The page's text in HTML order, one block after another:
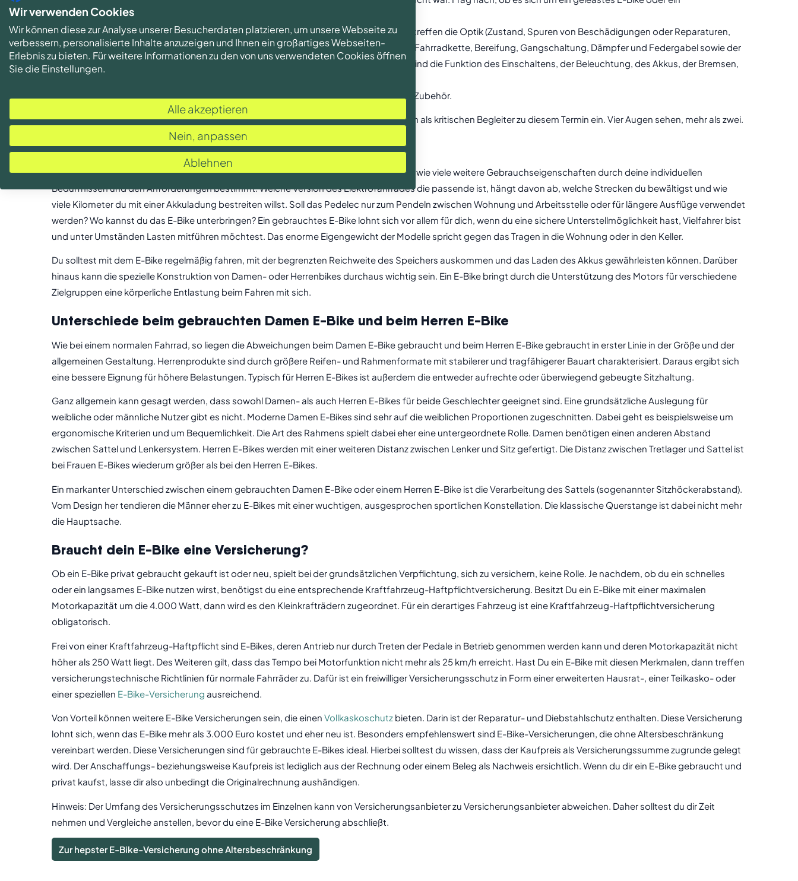
Markenfabrikat handelt.
Im weiteren Verlauf der Besichtigung geht es natürlich auch um Details. Diese betreffen die Optik (Zustand, Spuren von Beschädigungen oder Reparaturen,
Umbauten und Erweiterungen). Prüfe die Verschleißteile (Laufleistung, Ritzel und Fahrradkette, Bereifung, Gangschaltung, Dämpfer und Federgabel sowie der
Steuersatz einschließlich dem Vorbau genau und teste den Betrieb. Inbegriffen sind die Funktion des Einschaltens, der Beleuchtung, des Akkus, der Bremsen,
Vergiss nicht die Frage nach den Schlüsseln (für den Rahmen und den Akku) und Zubehör.
Damit du allein nicht überfordert bist, lade am besten eine zweite (sachkundige) Person als kritischen Begleiter zu diesem Termin ein. Vier Augen sehen, mehr als zwei.
Hilfreiche Kriterien für die Entscheidungsfindung
Ob es ein Damen E-Bike gebraucht oder ein Herren E-Bike gebraucht werden soll, wird wie viele weitere Gebrauchseigenschaften durch deine individuellen
Bedürfnissen und den Anforderungen bestimmt. Welche Version des Elektrofahrrades die passende ist, hängt davon ab, welche Strecken du bewältigst und wie
viele Kilometer du mit einer Akkuladung bestreiten willst. Soll das Pedelec nur zum Pendeln zwischen Wohnung und Arbeitsstelle oder für längere Ausflüge verwendet
werden? Wo kannst du das E-Bike unterbringen? Ein gebrauchtes E-Bike lohnt sich vor allem für dich, wenn du eine sichere Unterstellmöglichkeit hast, Vielfahrer bist
und unter Umständen Lasten mitführen möchtest. Das enorme Eigengewicht der Modelle spricht gegen das Tragen in die Wohnung oder in den Keller.
Du solltest mit dem E-Bike regelmäßig fahren, mit der begrenzten Reichweite des Speichers auskommen und das Laden des Akkus gewährleisten können. Darüber
hinaus kann die spezielle Konstruktion von Damen- oder Herrenbikes durchaus wichtig sein. Ein E-Bike bringt durch die Unterstützung des Motors für verschiedene
Zielgruppen eine körperliche Entlastung beim Fahren mit sich.
Unterschiede beim gebrauchten Damen E-Bike und beim Herren E-Bike
Wie bei einem normalen Fahrrad, so liegen die Abweichungen beim Damen E-Bike gebraucht und beim Herren E-Bike gebraucht in erster Linie in der Größe und der
allgemeinen Gestaltung. Herrenprodukte sind durch größere Reifen- und Rahmenformate mit stabilerer und tragfähigerer Bauart charakterisiert. Daraus ergibt sich
eine bessere Eignung für höhere Belastungen. Typisch für Herren E-Bikes ist außerdem die entweder aufrechte oder überwiegend gebeugte Sitzhaltung.
Ganz allgemein kann gesagt werden, dass sowohl Damen- als auch Herren E-Bikes für beide Geschlechter geeignet sind. Eine grundsätzliche Auslegung für
weibliche oder männliche Nutzer gibt es nicht. Moderne Damen E-Bikes sind sehr auf die weiblichen Proportionen zugeschnitten. Dabei geht es beispielsweise um
ergonomische Kriterien und um Bequemlichkeit. Die Art des Rahmens spielt dabei eher eine untergeordnete Rolle. Damen benötigen einen anderen Abstand
zwischen Sattel und Lenkersystem. Herren E-Bikes werden mit einer weiteren Distanz zwischen Lenker und Sitz gefertigt. Die Distanz zwischen Tretlager und Sattel ist
bei Frauen E-Bikes wiederum größer als bei den Herren E-Bikes.
Ein markanter Unterschied zwischen einem gebrauchten Damen E-Bike oder einem Herren E-Bike ist die Verarbeitung des Sattels (sogenannter Sitzhöckerabstand).
Vom Design her tendieren die Männer eher zu E-Bikes mit einer wuchtigen, ausgesprochen sportlichen Konstellation. Die klassische Querstange ist dabei nicht mehr
die Hauptsache.
Braucht dein E-Bike eine Versicherung?
Ob ein E-Bike privat gebraucht gekauft ist oder neu, spielt bei der grundsätzlichen Verpflichtung, sich zu versichern, keine Rolle. Je nachdem, ob du ein schnelles
oder ein langsames E-Bike nutzen wirst, benötigst du eine entsprechende Kraftfahrzeug-Haftpflichtversicherung. Besitzt Du ein E-Bike mit einer maximalen
Motorkapazität um die 4.000 Watt, dann wird es den Kleinkrafträdern zugeordnet. Für ein derartiges Fahrzeug ist eine Kraftfahrzeug-Haftpflichtversicherung
obligatorisch.
Frei von einer Kraftfahrzeug-Haftpflicht sind E-Bikes, deren Antrieb nur durch Treten der Pedale in Betrieb genommen werden kann und deren Motorkapazität nicht
höher als 250 Watt liegt. Des Weiteren gilt, dass das Tempo bei Motorfunktion nicht mehr als 25 km/h erreicht. Hast Du ein E-Bike mit diesen Merkmalen, dann treffen
versicherungstechnische Richtlinien für normale Fahrräder zu. Dafür ist ein freiwilliger Versicherungsschutz in Form einer erweiterten Hausrat-, einer Teilkasko- oder
einer speziellen E-Bike-Versicherung ausreichend.
Von Vorteil können weitere E-Bike Versicherungen sein, die einen Vollkaskoschutz bieten. Darin ist der Reparatur- und Diebstahlschutz enthalten. Diese Versicherung
lohnt sich, wenn das E-Bike mehr als 3.000 Euro kostet und eher neu ist. Besonders empfehlenswert sind E-Bike-Versicherungen, die ohne Altersbeschränkung
vereinbart werden. Diese Versicherungen sind für gebrauchte E-Bikes ideal. Hierbei solltest du wissen, dass der Kaufpreis als Versicherungssumme zugrunde gelegt
wird. Der Anschaffungs- beziehungsweise Kaufpreis ist lediglich aus der Rechnung oder einem Beleg als Nachweis ersichtlich. Wenn du dir ein E-Bike gebraucht und
privat kaufst, lasse dir also unbedingt die Originalrechnung aushändigen.
Hinweis: Der Umfang des Versicherungsschutzes im Einzelnen kann von Versicherungsanbieter zu Versicherungsanbieter abweichen. Daher solltest du dir Zeit
nehmen und Vergleiche anstellen, bevor du eine E-Bike Versicherung abschließt.
Zur hepster E-Bike-Versicherung ohne Altersbeschränkung
Wir verwenden Cookies
Wir können diese zur Analyse unserer Besucherdaten platzieren, um unsere Webseite zu
verbessern, personalisierte Inhalte anzuzeigen und Ihnen ein großartiges Webseiten-
Erlebnis zu bieten. Für weitere Informationen zu den von uns verwendeten Cookies öffnen
Sie die Einstellungen.
Alle akzeptieren
Nein, anpassen
Ablehnen